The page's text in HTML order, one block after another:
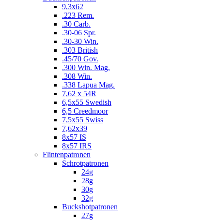
9,3x62
.223 Rem.
.30 Carb.
.30-06 Spr.
.30-30 Win.
.303 British
.45/70 Gov.
.300 Win. Mag.
.308 Win.
.338 Lapua Mag.
7,62 x 54R
6,5x55 Swedish
6,5 Creedmoor
7,5x55 Swiss
7,62x39
8x57 IS
8x57 IRS
Flintenpatronen
Schrotpatronen
24g
28g
30g
32g
Buckshotpatronen
27g